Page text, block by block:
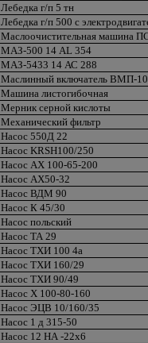
Лебедка г/п 5 тн
Лебедка г/п 500 с
Маслоочистительная машина
МАЗ-500 14 АL 354
МАЗ-5433 14 АС 288
Маслинный включатель ВМП-10
Машина листогибочная
Мерник серной кислоты
Механический фильтр
Насос 550Д 22
Насос KRSH100/250
Насос АХ 100-65-200
Насос АХ50-32
Насос ВДМ 90
Насос К 45/30
Насос польский
Насос ТА 29
Насос ТХИ 100 4а
Насос ТХИ 160/29
Насос ТХИ 90/49
Насос Х 100-80-160
Насос ЭЦВ 10/160/35
Насос 1 д 315-50
Насос 12 НА -22х6